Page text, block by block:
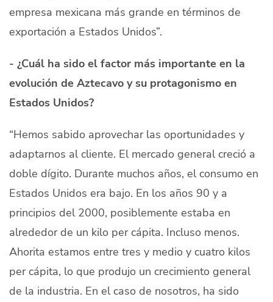
empresa mexicana más grande en términos de
exportación a Estados Unidos”.
- ¿Cuál ha sido el factor más importante en la
evolución de Aztecavo y su protagonismo en
Estados Unidos?
“Hemos sabido aprovechar las oportunidades y
adaptarnos al cliente. El mercado general creció a
doble dígito. Durante muchos años, el consumo en
Estados Unidos era bajo. En los años 90 y a
principios del 2000, posiblemente estaba en
alrededor de un kilo per cápita. Incluso menos.
Ahorita estamos entre tres y medio y cuatro kilos
per cápita, lo que produjo un crecimiento general
de la industria. En el caso de nosotros, ha sido